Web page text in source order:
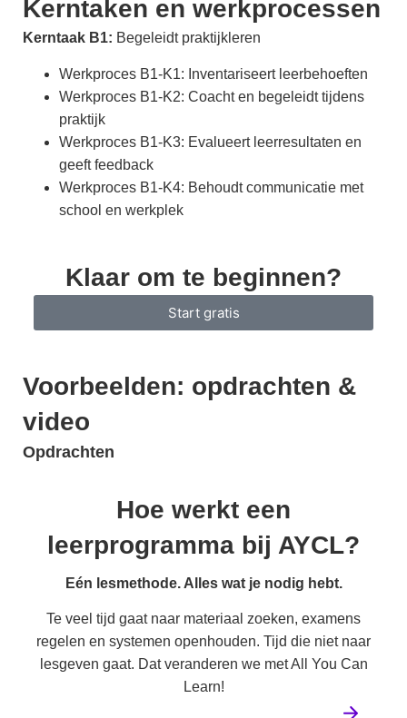
Kerntaken en werkprocessen
Kerntaak B1: Begeleidt praktijkleren
Werkproces B1-K1: Inventariseert leerbehoeften
Werkproces B1-K2: Coacht en begeleidt tijdens
praktijk
Werkproces B1-K3: Evalueert leerresultaten en
geeft feedback
Werkproces B1-K4: Behoudt communicatie met
school en werkplek
Klaar om te beginnen?
Start gratis
Voorbeelden: opdrachten &
video
Opdrachten
Hoe werkt een
leerprogramma bij AYCL?
Eén lesmethode. Alles wat je nodig hebt.
Te veel tijd gaat naar materiaal zoeken, examens
regelen en systemen openhouden. Tijd die niet naar
lesgeven gaat. Dat veranderen we met All You Can
Learn!